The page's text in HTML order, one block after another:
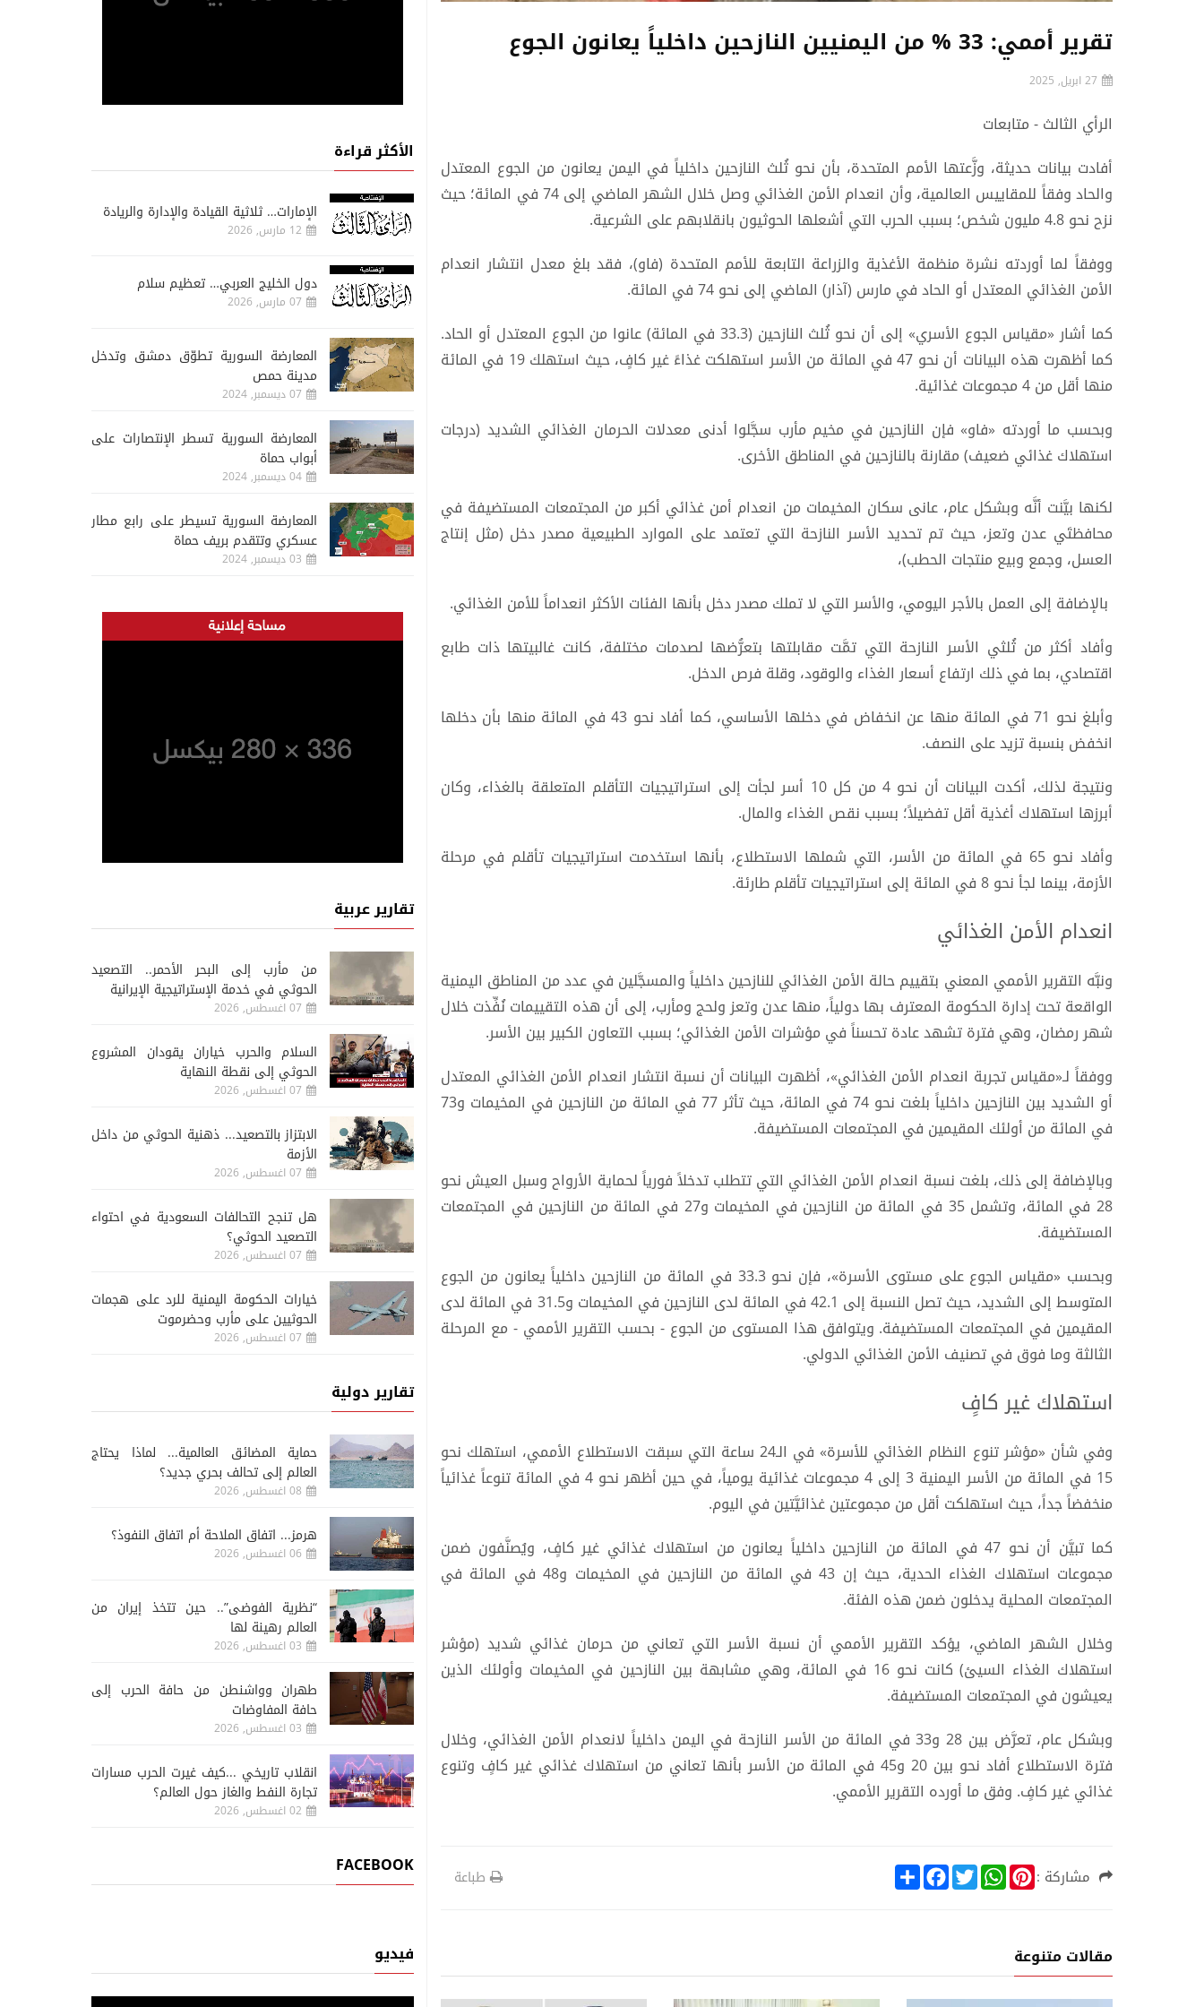
تقرير أممي: 33 % من اليمنيين النازحين داخلياً يعانون الجوع
27 ابريل, 2025
الرأي الثالث - متابعات
أفادت بيانات حديثة، وزَّعتها الأمم المتحدة، بأن نحو ثُلث النازحين داخلياً في اليمن يعانون من الجوع المعتدل
والحاد وفقاً للمقاييس العالمية، وأن انعدام الأمن الغذائي وصل خلال الشهر الماضي إلى 74 في المائة؛ حيث
نزح نحو 4.8 مليون شخص؛ بسبب الحرب التي أشعلها الحوثيون بانقلابهم على الشرعية.
ووفقاً لما أوردته نشرة منظمة الأغذية والزراعة التابعة للأمم المتحدة (فاو)، فقد بلغ معدل انتشار انعدام
الأمن الغذائي المعتدل أو الحاد في مارس (آذار) الماضي إلى نحو 74 في المائة.
كما أشار «مقياس الجوع الأسري» إلى أن نحو ثُلث النازحين (33.3 في المائة) عانوا من الجوع المعتدل أو الحاد.
كما أظهرت هذه البيانات أن نحو 47 في المائة من الأسر استهلكت غذاءً غير كافٍ، حيث استهلك 19 في المائة
منها أقل من 4 مجموعات غذائية.
وبحسب ما أوردته «فاو» فإن النازحين في مخيم مأرب سجَّلوا أدنى معدلات الحرمان الغذائي الشديد (درجات
استهلاك غذائي ضعيف) مقارنة بالنازحين في المناطق الأخرى.
لكنها بيَّنت أنَّه وبشكل عام، عانى سكان المخيمات من انعدام أمن غذائي أكبر من المجتمعات المستضيفة في
محافظتَي عدن وتعز، حيث تم تحديد الأسر النازحة التي تعتمد على الموارد الطبيعية مصدر دخل (مثل إنتاج
العسل، وجمع وبيع منتجات الحطب)،
بالإضافة إلى العمل بالأجر اليومي، والأسر التي لا تملك مصدر دخل بأنها الفئات الأكثر انعداماً للأمن الغذائي.
وأفاد أكثر من ثُلثي الأسر النازحة التي تمَّت مقابلتها بتعرُّضها لصدمات مختلفة، كانت غالبيتها ذات طابع
اقتصادي، بما في ذلك ارتفاع أسعار الغذاء والوقود، وقلة فرص الدخل.
وأبلغ نحو 71 في المائة منها عن انخفاض في دخلها الأساسي، كما أفاد نحو 43 في المائة منها بأن دخلها
انخفض بنسبة تزيد على النصف.
ونتيجة لذلك، أكدت البيانات أن نحو 4 من كل 10 أسر لجأت إلى استراتيجيات التأقلم المتعلقة بالغذاء، وكان
أبرزها استهلاك أغذية أقل تفضيلاً؛ بسبب نقص الغذاء والمال.
وأفاد نحو 65 في المائة من الأسر، التي شملها الاستطلاع، بأنها استخدمت استراتيجيات تأقلم في مرحلة
الأزمة، بينما لجأ نحو 8 في المائة إلى استراتيجيات تأقلم طارئة.
انعدام الأمن الغذائي
ونبَّه التقرير الأممي المعني بتقييم حالة الأمن الغذائي للنازحين داخلياً والمسجَّلين في عدد من المناطق اليمنية
الواقعة تحت إدارة الحكومة المعترف بها دولياً، منها عدن وتعز ولحج ومأرب، إلى أن هذه التقييمات نُفِّذت خلال
شهر رمضان، وهي فترة تشهد عادة تحسناً في مؤشرات الأمن الغذائي؛ بسبب التعاون الكبير بين الأسر.
ووفقاً لـ«مقياس تجربة انعدام الأمن الغذائي»، أظهرت البيانات أن نسبة انتشار انعدام الأمن الغذائي المعتدل
أو الشديد بين النازحين داخلياً بلغت نحو 74 في المائة، حيث تأثر 77 في المائة من النازحين في المخيمات و73
في المائة من أولئك المقيمين في المجتمعات المستضيفة.
وبالإضافة إلى ذلك، بلغت نسبة انعدام الأمن الغذائي التي تتطلب تدخلاً فورياً لحماية الأرواح وسبل العيش نحو
28 في المائة، وتشمل 35 في المائة من النازحين في المخيمات و27 في المائة من النازحين في المجتمعات
المستضيفة.
وبحسب «مقياس الجوع على مستوى الأسرة»، فإن نحو 33.3 في المائة من النازحين داخلياً يعانون من الجوع
المتوسط إلى الشديد، حيث تصل النسبة إلى 42.1 في المائة لدى النازحين في المخيمات و31.5 في المائة لدى
المقيمين في المجتمعات المستضيفة. ويتوافق هذا المستوى من الجوع - بحسب التقرير الأممي - مع المرحلة
الثالثة وما فوق في تصنيف الأمن الغذائي الدولي.
استهلاك غير كافٍ
وفي شأن «مؤشر تنوع النظام الغذائي للأسرة» في الـ24 ساعة التي سبقت الاستطلاع الأممي، استهلك نحو
15 في المائة من الأسر اليمنية 3 إلى 4 مجموعات غذائية يومياً، في حين أظهر نحو 4 في المائة تنوعاً غذائياً
منخفضاً جداً، حيث استهلكت أقل من مجموعتين غذائيَّتين في اليوم.
كما تبيَّن أن نحو 47 في المائة من النازحين داخلياً يعانون من استهلاك غذائي غير كافٍ، ويُصنَّفون ضمن
مجموعات استهلاك الغذاء الحدية، حيث إن 43 في المائة من النازحين في المخيمات و48 في المائة في
المجتمعات المحلية يدخلون ضمن هذه الفئة.
وخلال الشهر الماضي، يؤكد التقرير الأممي أن نسبة الأسر التي تعاني من حرمان غذائي شديد (مؤشر
استهلاك الغذاء السيئ) كانت نحو 16 في المائة، وهي مشابهة بين النازحين في المخيمات وأولئك الذين
يعيشون في المجتمعات المستضيفة.
وبشكل عام، تعرَّض بين 28 و33 في المائة من الأسر النازحة في اليمن داخلياً لانعدام الأمن الغذائي، وخلال
فترة الاستطلاع أفاد نحو بين 20 و45 في المائة من الأسر بأنها تعاني من استهلاك غذائي غير كافٍ وتنوع
غذائي غير كافٍ. وفق ما أورده التقرير الأممي.
مشاركة : S
h
F
a
k
T
w
W
h
p
P
i
e
s
طباعة
مقالات متنوعة
الأكثر قراءة
الإمارات… ثلاثية القيادة والإدارة والريادة
12 مارس, 2026
دول الخليج العربي… تعظيم سلام
07 مارس, 2026
المعارضة السورية تطوّق دمشق وتدخل
مدينة حمص
07 ديسمبر, 2024
المعارضة السورية تسطر الإنتصارات على
أبواب حماة
04 ديسمبر, 2024
المعارضة السورية تسيطر على رابع مطار
عسكري وتتقدم بريف حماة
03 ديسمبر, 2024
تقارير عربية
من مأرب إلى البحر الأحمر.. التصعيد
الحوثي في خدمة الإستراتيجية الإيرانية
07 اغسطس, 2026
السلام والحرب خياران يقودان المشروع
الحوثي إلى نقطة النهاية
07 اغسطس, 2026
الابتزاز بالتصعيد... ذهنية الحوثي من داخل
الأزمة
07 اغسطس, 2026
هل تنجح التحالفات السعودية في احتواء
التصعيد الحوثي؟
07 اغسطس, 2026
خيارات الحكومة اليمنية للرد على هجمات
الحوثيين على مأرب وحضرموت
07 اغسطس, 2026
تقارير دولية
حماية المضائق العالمية... لماذا يحتاج
العالم إلى تحالف بحري جديد؟
08 اغسطس, 2026
هرمز... اتفاق الملاحة أم اتفاق النفوذ؟
06 اغسطس, 2026
“نظرية الفوضى”.. حين تتخذ إيران من
العالم رهينة لها
03 اغسطس, 2026
طهران وواشنطن من حافة الحرب إلى
حافة المفاوضات
03 اغسطس, 2026
انقلاب تاريخي ...كيف غيرت الحرب مسارات
تجارة النفط والغاز حول العالم؟
02 اغسطس, 2026
FACEBOOK
فيديو